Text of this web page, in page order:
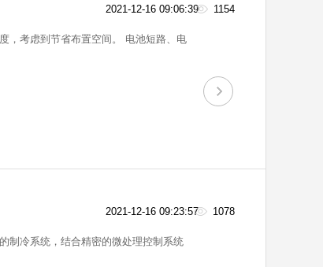
省布置空间。 电池短路、电
2021-12-16 09:06:39 1154
制冷系统，结合精密的微处理控制系统
2021-12-16 09:23:57 1078